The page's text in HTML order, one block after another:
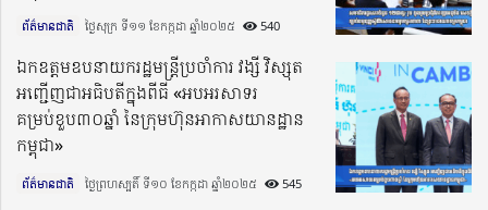
ព័ត៌មានជាតិ ថ្ងៃសុក្រ ទី១១ ខែកក្កដា ឆ្នាំ២០២៥​ 540
ឯកឧត្ដមឧបនាយករដ្ឋមន្រ្តីប្រចាំការ វង្សី វិស្សុត
អញ្ជើញជាអធិបតីក្នុងពីធី «អបអរសាទរ
គម្រប់ខួប៣០ឆ្នាំ នៃក្រុមហ៊ុនអាកាសយានដ្ឋាន
កម្ពុជា»
ព័ត៌មានជាតិ ថ្ងៃព្រហស្បតិ៍ ទី១០ ខែកក្កដា ឆ្នាំ២០២៥​ 545